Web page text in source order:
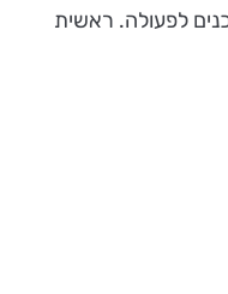
לפעולה. ראשית